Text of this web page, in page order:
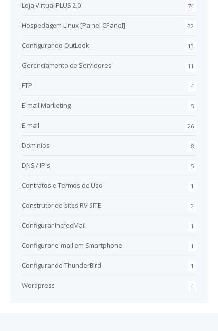
74
Loja Virtual PLUS 2.0
32
Hospedagem Linux [Painel CPanel]
13
Configurando OutLook
11
Gerenciamento de Servidores
4
FTP
5
E-mail Marketing
26
E-mail
8
Domínios
5
DNS / IP's
1
Contratos e Termos de Uso
2
Construtor de sites RV SITE
1
Configurar IncredMail
1
Configurar e-mail em Smartphone
1
Configurando ThunderBird
4
Wordpress